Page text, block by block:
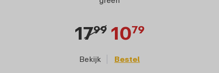
1799 1079
Bekijk Bestel